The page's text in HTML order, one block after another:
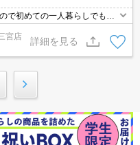
で初めての一人暮らしでも安
宮店
詳細を見る